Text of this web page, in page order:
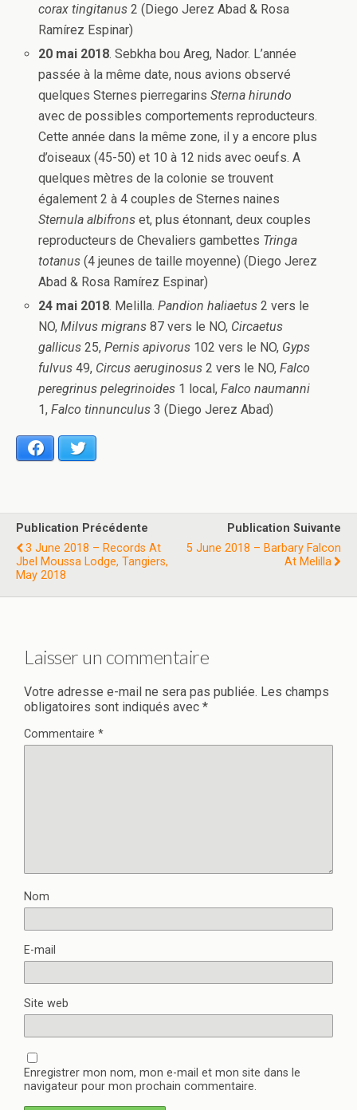
corax tingitanus 2 (Diego Jerez Abad & Rosa
Ramírez Espinar)
20 mai 2018. Sebkha bou Areg, Nador. L’année
passée à la même date, nous avions observé
quelques Sternes pierregarinsSterna hirundo
avec de possibles comportements reproducteurs.
Cette année dans la même zone, il y a encore plus
d’oiseaux (45-50) et 10 à 12 nids avec oeufs. A
quelques mètres de la colonie se trouvent
également 2 à 4 couples de Sternes naines
Sternula albifrons et, plus étonnant, deux couples
reproducteurs de Chevaliers gambettes Tringa
totanus (4 jeunes de taille moyenne) (Diego Jerez
Abad & Rosa Ramírez Espinar)
24 mai 2018. Melilla.Pandion haliaetus 2 vers le
NO,Milvus migrans 87 vers le NO, Circaetus
gallicus 25,Pernis apivorus 102 vers le NO, Gyps
fulvus 49, Circus aeruginosus 2 vers le NO, Falco
peregrinus pelegrinoides 1 local,Falco naumanni
1,Falco tinnunculus 3 (Diego Jerez Abad)
Facebook
Publication Précédente
3 June 2018 – Records At
Jbel Moussa Lodge, Tangiers,
May 2018
Publication Suivante
5 June 2018 – Barbary Falcon
At Melilla
Laisser un commentaire
Votre adresse e-mail ne sera pas publiée. Les champs
obligatoires sont indiqués avec *
Commentaire *
Nom
E-mail
Site web
Enregistrer mon nom, mon e-mail et mon site dans le
navigateur pour mon prochain commentaire.